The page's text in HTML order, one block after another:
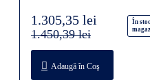
În stoc
1.305,35 lei
1.450,39 lei
Adaugă în Coş